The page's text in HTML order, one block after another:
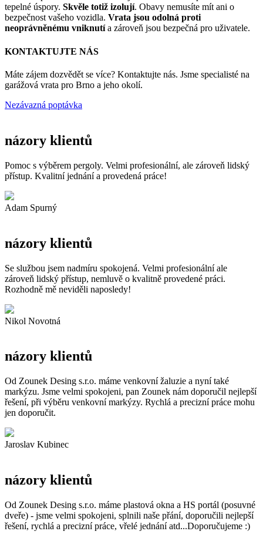
tepelné úspory. Skvěle totiž izolují. Obavy nemusíte mít ani o
bezpečnost vašeho vozidla. Vrata jsou odolná proti
neoprávněnému vniknutía zároveň jsou bezpečná pro uživatele.
KONTAKTUJTE NÁS
Máte zájem dozvědět se více? Kontaktujte nás. Jsme specialisté na
garážová vrata pro Brno a jeho okolí.
Nezávazná poptávka
názory klientů
Pomoc s výběrem pergoly. Velmi profesionální, ale zároveň lidský
přístup. Kvalitní jednání a provedená práce!
Adam Spurný
názory klientů
Se službou jsem nadmíru spokojená. Velmi profesionální ale
zároveň lidský přístup, nemluvě o kvalitně provedené práci.
Rozhodně mě neviděli naposledy!
Nikol Novotná
názory klientů
Od Zounek Desing s.r.o. máme venkovní žaluzie a nyní také
markýzu. Jsme velmi spokojeni, pan Zounek nám doporučil nejlepší
řešení, při výběru venkovní markýzy. Rychlá a precizní práce mohu
jen doporučit.
Jaroslav Kubinec
názory klientů
Od Zounek Desing s.r.o. máme plastová okna a HS portál (posuvné
dveře) - jsme velmi spokojeni, splnili naše přání, doporučili nejlepší
řešení, rychlá a precizní práce, vřelé jednání atd...Doporučujeme :)